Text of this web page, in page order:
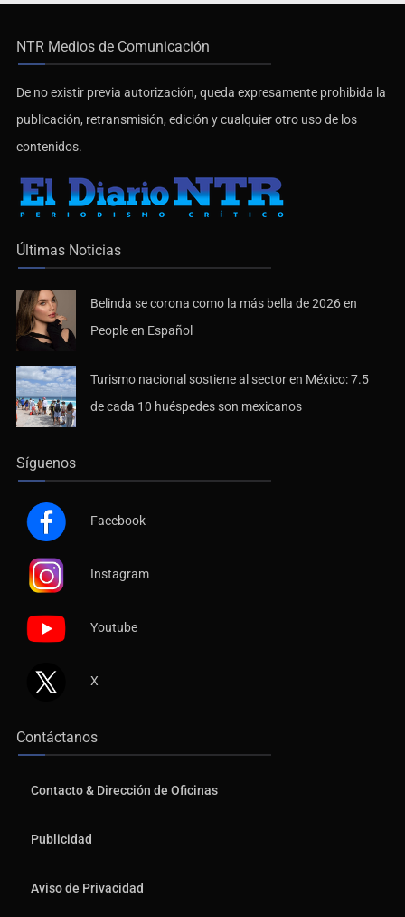
NTR Medios de Comunicación
De no existir previa autorización, queda expresamente prohibida la
publicación, retransmisión, edición y cualquier otro uso de los
contenidos.
Últimas Noticias
Belinda se corona como la más bella de 2026 en
People en Español
Turismo nacional sostiene al sector en México: 7.5
de cada 10 huéspedes son mexicanos
Síguenos
Facebook
Instagram
Youtube
X
Contáctanos
Contacto & Dirección de Oficinas
Publicidad
Aviso de Privacidad